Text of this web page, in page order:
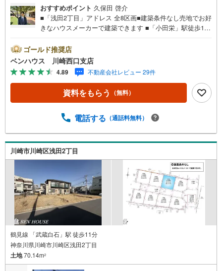
おすすめポイント 久保田 啓介
■「浅田2丁目」アドレス 全8区画■建築条件なし売地でお好
きなハウスメーカーで建築できます ■「小田栄」駅徒歩13
便14分利用可能！■ご見学をご希望のお客様、平日・休日
問わず ご対応させていただきます。■また、オンライン案
内・相談などにも対応しております。 どうぞ お気軽に
ご連絡下さい。その他にも・・・●「この物件以外にも何件
か一緒に物件を見てみたい」●「私はローンいくら借りられ
るのだろう？」●「買替えなので、自宅がいくらで売却でき
「頭金は、どれくらいないと買えないの？」●「自営業者は
らないことばかり・・・。ご安心ください!!お力になれる事
がございましたら、誠心誠意 お手伝いをさせていただきま
す。【ベンハウス】にお任せ下さい！
ゴールド推奨店
ベンハウス 川崎西口支店
4.89 不動産会社レビュー 29件
資料をもらう （無料）
電話する （通話料無料）
川崎市川崎区浅田2丁目
鶴見線 「武蔵白石」駅 徒歩11分
神奈川県川崎市川崎区浅田2丁目
土地70.14m2